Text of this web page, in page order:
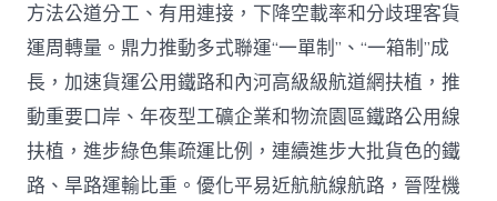
方法公道分工、有用連接，下降空載率和分歧理客貨
運周轉量。鼎力推動多式聯運“一單制”、“一箱制”成
長，加速貨運公用鐵路和內河高級級航道網扶植，推
動重要口岸、年夜型工礦企業和物流園區鐵路公用線
扶植，進步綠色集疏運比例，連續進步大批貨色的鐵
路、旱路運輸比重。優化平易近航航線航路，晉陞機